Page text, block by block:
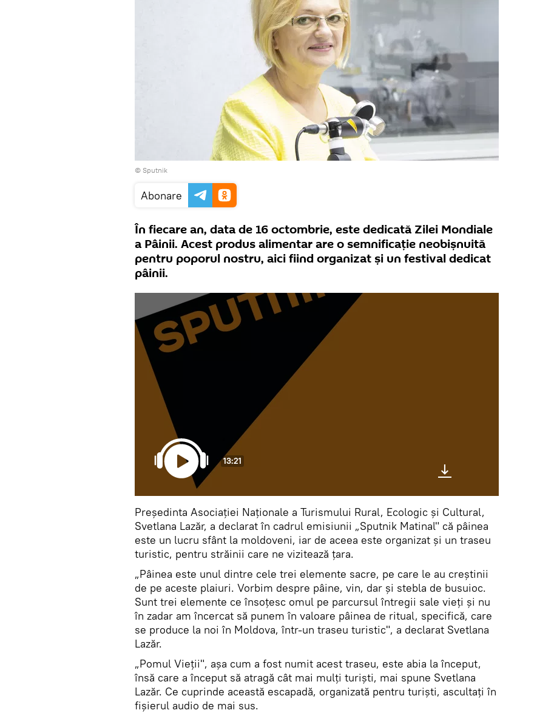
© Sputnik
Abonare
În fiecare an, data de 16 octombrie, este dedicată Zilei Mondiale
a Pâinii. Acest produs alimentar are o semnificație neobișnuită
pentru poporul nostru, aici fiind organizat și un festival dedicat
pâinii.
13:21
Președinta Asociației Naționale a Turismului Rural, Ecologic și Cultural,
Svetlana Lazăr, a declarat în cadrul emisiunii „Sputnik Matinal" că pâinea
este un lucru sfânt la moldoveni, iar de aceea este organizat și un traseu
turistic, pentru străinii care ne vizitează țara.
„Pâinea este unul dintre cele trei elemente sacre, pe care le au creștinii
de pe aceste plaiuri. Vorbim despre pâine, vin, dar și stebla de busuioc.
Sunt trei elemente ce însoțesc omul pe parcursul întregii sale vieți și nu
în zadar am încercat să punem în valoare pâinea de ritual, specifică, care
se produce la noi în Moldova, într-un traseu turistic", a declarat Svetlana
Lazăr.
„Pomul Vieții", așa cum a fost numit acest traseu, este abia la început,
însă care a început să atragă cât mai mulți turiști, mai spune Svetlana
Lazăr. Ce cuprinde această escapadă, organizată pentru turiști, ascultați în
fișierul audio de mai sus.